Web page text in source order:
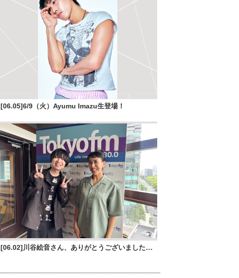
[06.05]6/9（火）Ayumu Imazu生登場！
[06.02]川谷絵音さん、ありがとうございました！！